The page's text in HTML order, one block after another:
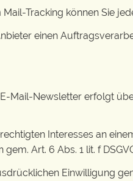
Tracking können Sie
einen
Mail-Newsletter erfolgt
Interesses an
gem. Art. 6 Abs. 1 lit. f
Einwilligung